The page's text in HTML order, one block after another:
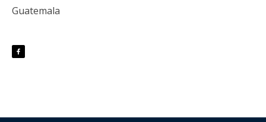
Guatemala